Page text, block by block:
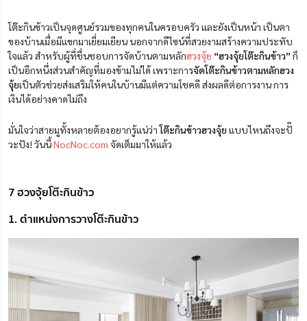
โต๊ะกินข้าวเป็นจุดศูนย์รวมของทุกคนในครอบครัว และยังเป็นหน้า เป็นตา
ของบ้านเมื่อมีแขกมาเยี่ยมเยียน นอกจากดีไซน์ที่สวยงามสร้างความประทับ
ใจแล้ว สำหรับผู้ที่ชื่นชอบการจัดบ้านตามหลักฮวงจุ้ย “ฮวงจุ้ยโต๊ะกินข้าว”ก็
เป็นอีกหนึ่งส่วนสำคัญที่มองข้ามไม่ได้ เพราะการจัดโต๊ะกินข้าวตามหลักฮวง
จุ้ยเป็นตัวช่วยส่งเสริมให้คนในบ้านมีแต่ความโชคดี ส่งผลดีต่อการงาน การ
เงินได้อย่างคาดไม่ถึง
มั่นใจว่าสายมูทั้งหลายต้องอยากรู้แน่ว่าโต๊ะกินข้าวฮวงจุ้ย แบบไหนถึงจะปั๊
วะปัง! วันนี้NocNoc.com จัดเต็มมาให้แล้ว
7 ฮวงจุ้ยโต๊ะกินข้าว
1. ตำแหน่งการวางโต๊ะกินข้าว